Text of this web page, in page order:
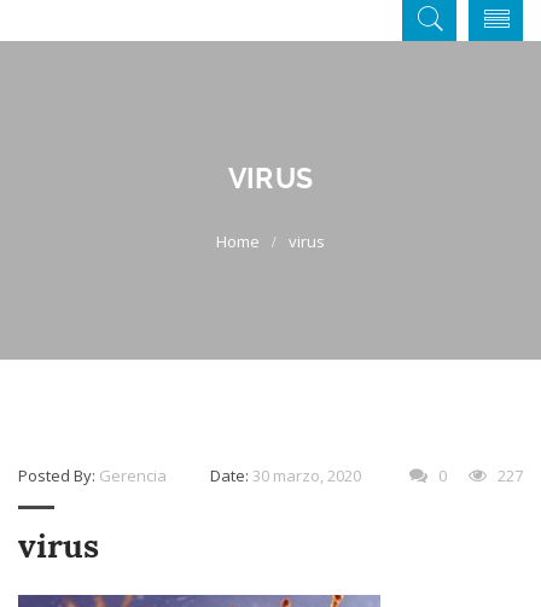
VIRUS
virus
Posted By: Gerencia Date: 30 marzo, 2020 0 227
virus